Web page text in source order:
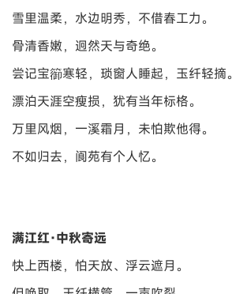
雪里温柔，水边明秀，不借春工力。
骨清香嫩，迥然天与奇绝。
尝记宝篽寒轻，琐窗人睡起，玉纤轻摘。
漂泊天涯空瘦损，犹有当年标格。
万里风烟，一溪霜月，未怕欺他得。
不如归去，阆苑有个人忆。
满江红·中秋寄远
快上西楼，怕天放、浮云遮月。